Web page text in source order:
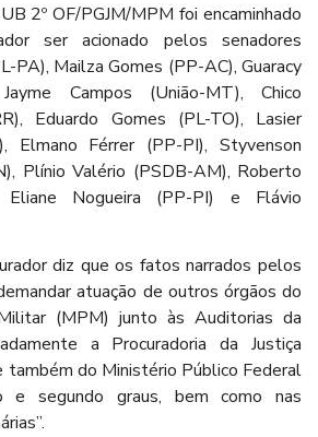
2º OF/PGJM/MPM foi encaminhado
ser acionado pelos senadores
PA), Mailza Gomes (PP-AC), Guaracy
Campos (União-MT), Chico
Eduardo Gomes (PL-TO), Lasier
Elmano Férrer (PP-PI), Styvenson
Plínio Valério (PSDB-AM), Roberto
Eliane Nogueira (PP-PI) e Flávio
diz que os fatos narrados pelos
atuação de outros órgãos do
(MPM) junto às Auditorias da
a Procuradoria da Justiça
também do Ministério Público Federal
e segundo graus, bem como nas